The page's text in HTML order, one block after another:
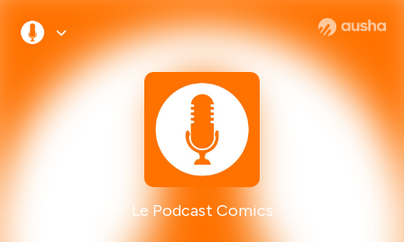
Le Podcast Comics